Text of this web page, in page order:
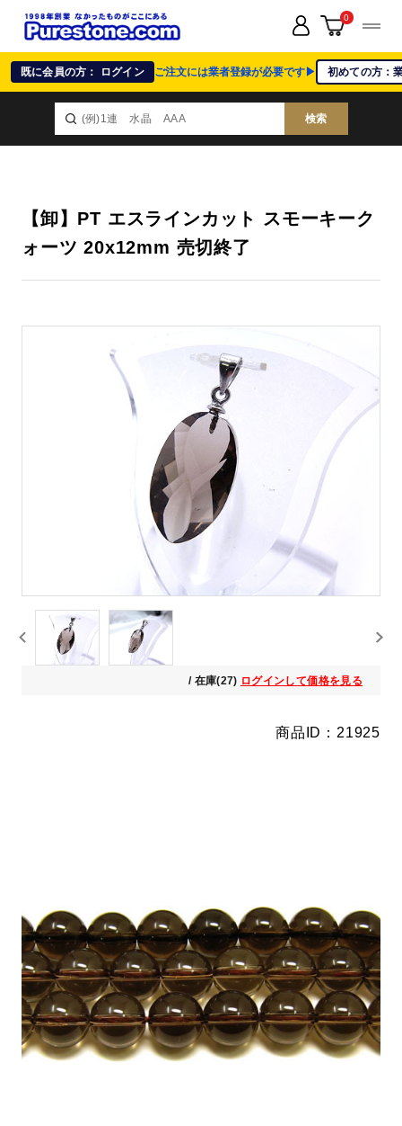
既に会員の方： ログイン ご注文には業者登録が必要です▶ 初めての方：
検索
0
【卸】PT エスラインカット スモーキーク
ォーツ 20x12mm 売切終了
/ 在庫(27) ログインして価格を見る
商品ID：21925